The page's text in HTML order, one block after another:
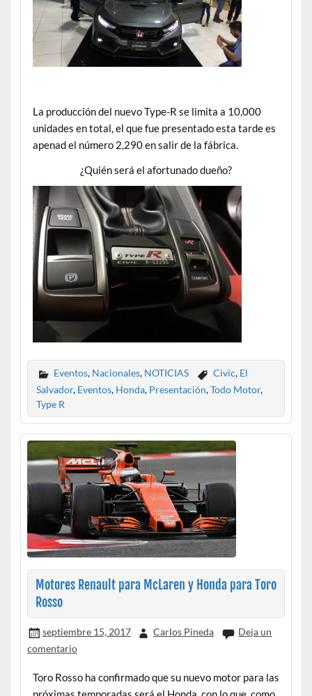
La producción del nuevo Type-R se limita a 10,000
unidades en total, el que fue presentado esta tarde es
apenad el número 2,290 en salir de la fábrica.
¿Quién será el afortunado dueño?
Eventos, Nacionales, NOTICIAS Civic, El
Salvador, Eventos, Honda, Presentación,Todo Motor,
Type R
Motores Renault para McLaren y Honda para Toro
Rosso
septiembre 15, 2017 Carlos Pineda
Deja un
comentario
Toro Rosso ha confirmado que su nuevo motor para las